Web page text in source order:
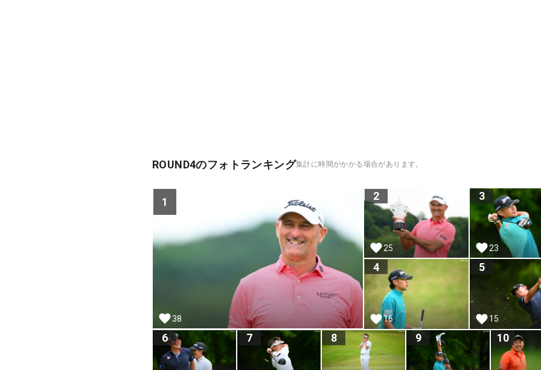
ROUND4のフォトランキング集計に時間がかかる場合があります。
1
38
2
25
3
23
4
16
5
15
6 7 8 9 10